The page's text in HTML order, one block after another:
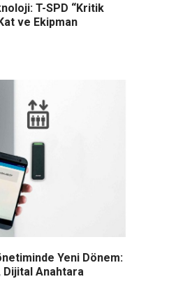
T-SPD “Kritik
ve Ekipman
Yeni Dönem:
Dijital Anahtara